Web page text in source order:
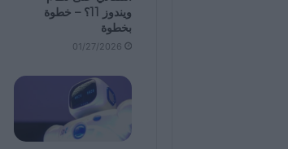
ويندوز 11؟ – خطوة
بخطوة
01/27/2026